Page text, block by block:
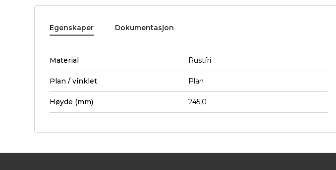
Egenskaper Dokumentasjon
Material Rustfri
Plan / vinklet Plan
Høyde (mm) 245,0